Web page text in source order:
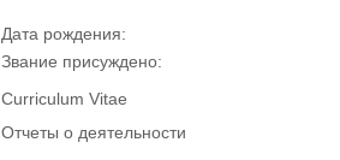
Дата рождения:
Звание присуждено:
Curriculum Vitae
Отчеты о деятельности